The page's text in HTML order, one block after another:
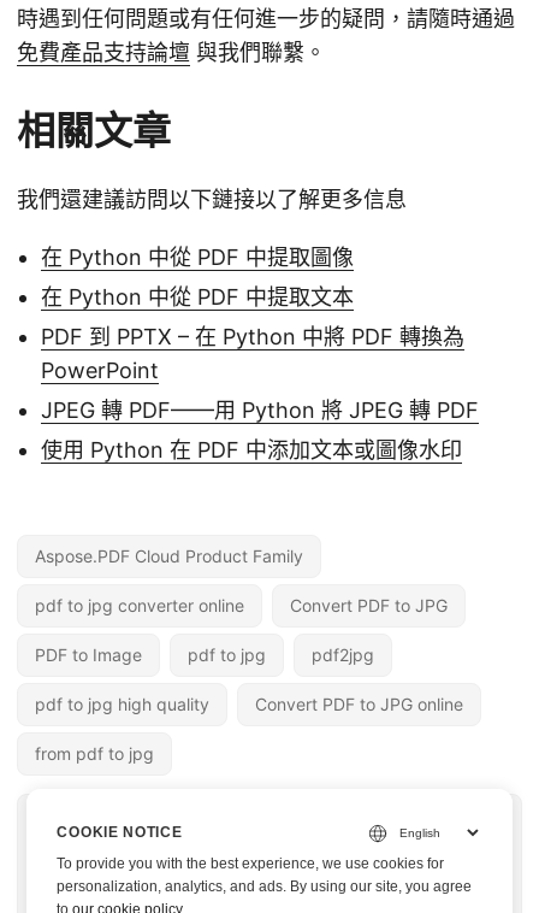
時遇到任何問題或有任何進一步的疑問，請隨時通過
免費產品支持論壇 與我們聯繫。
相關文章
我們還建議訪問以下鏈接以了解更多信息
在 Python 中從 PDF 中提取圖像
在 Python 中從 PDF 中提取文本
PDF 到 PPTX – 在 Python 中將 PDF 轉換為
PowerPoint
JPEG 轉 PDF——用 Python 將 JPEG 轉 PDF
使用 Python 在 PDF 中添加文本或圖像水印
Aspose.PDF Cloud Product Family
pdf to jpg converter online Convert PDF to JPG
PDF to Image pdf to jpg pdf2jpg
pdf to jpg high quality Convert PDF to JPG online
from pdf to jpg
API 新增或刪除 PDF
使用 Python Cloud
SDK 從 PDF 提取圖像
COOKIE NOTICE
To provide you with the best experience, we use cookies for
personalization, analytics, and ads. By using our site, you agree
toour cookie policy.